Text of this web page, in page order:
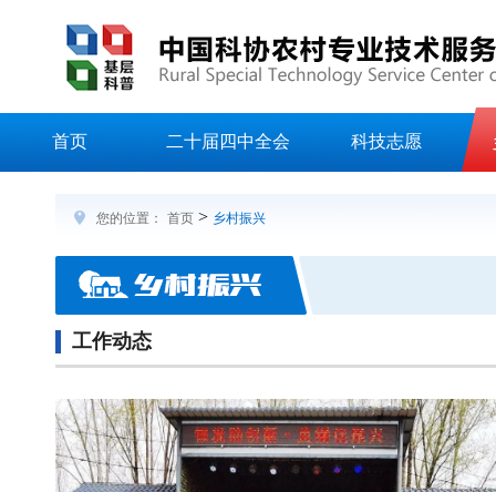
首页 二十届四中全会 科技志愿
您的位置： 首页 > 乡村振兴
工作动态